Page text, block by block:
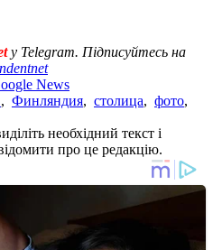
у Telegram. Підписуйтесь на
News
, Финляндия, столица, фото,
необхідний текст і
про це редакцію.